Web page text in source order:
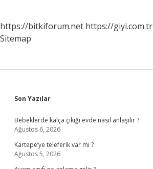
https://bitkiforum.net https://giyi.com.tr
Sitemap
Sidebar
Son Yazılar
Bebeklerde kalça çıkığı evde nasıl anlaşılır ?
Ağustos 6, 2026
Kartepe’ye teleferik var mı ?
Ağustos 5, 2026